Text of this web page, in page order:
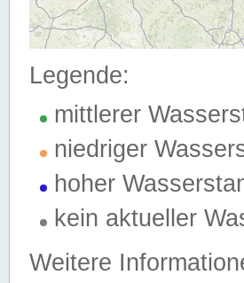
Legende:
mittlerer
niedriger
hoher
kein aktueller
Weitere